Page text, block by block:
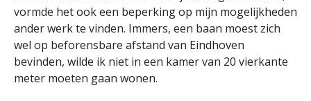
vormde het ook een beperking op mijn mogelijkheden
ander werk te vinden. Immers, een baan moest zich
wel op beforensbare afstand van Eindhoven
bevinden, wilde ik niet in een kamer van 20 vierkante
meter moeten gaan wonen.